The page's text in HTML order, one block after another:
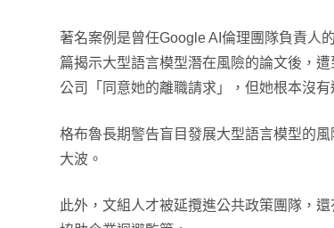
著名案例是曾任Google AI倫理團隊負責人
篇揭示大型語言模型潛在風險的論文後，
公司「同意她的離職請求」，但她根本沒有
格布魯長期警告盲目發展大型語言模型的
大波。
此外，文組人才被延攬進公共政策團隊，